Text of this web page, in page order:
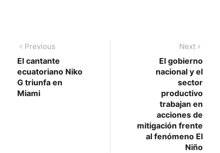
Navegación
de
entradas
Previous
post:
El cantante
ecuatoriano Niko
G triunfa en
Miami
Next
post:
El gobierno
nacional y el
sector
productivo
trabajan en
acciones de
mitigación frente
al fenómeno El
Niño